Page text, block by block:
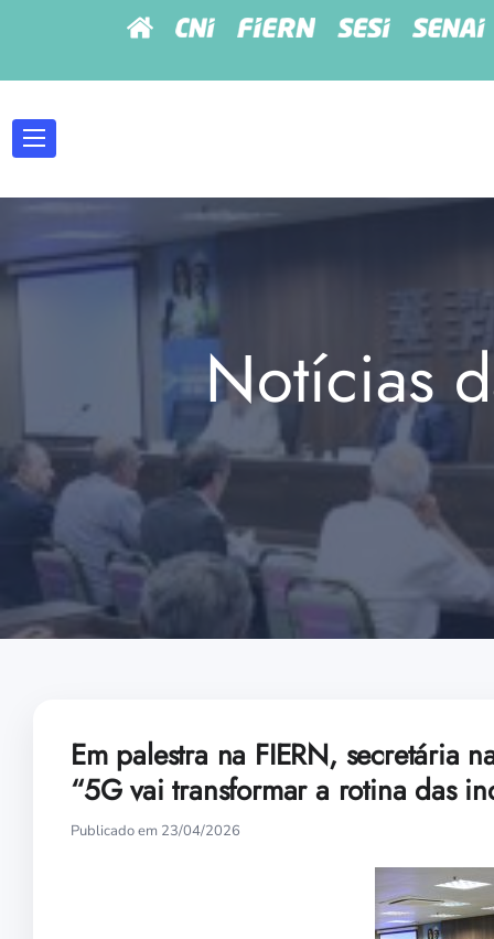
Notícias
Em palestra na FIERN, secretária
“5G vai transformar a rotina das
Publicado em 23/04/2026